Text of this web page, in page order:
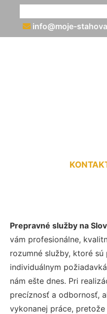
info@moje-
Prepravné služby na
vám profesionálne,
rozumné služby, ktoré sú
individuálnym
nám ešte dnes. Pri
precíznosť a odbornosť,
vykonanej práce,